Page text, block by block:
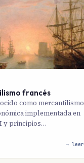
francés
como mercantilismo
implementada en
y principios…
→ leer